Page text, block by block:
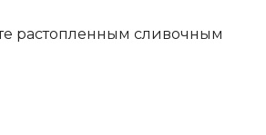
растопленным сливочным